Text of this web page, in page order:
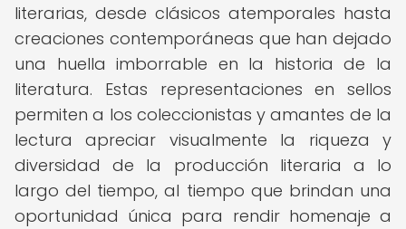
literarias, desde clásicos atemporales hasta
creaciones contemporáneas que han dejado
una huella imborrable en la historia de la
literatura. Estas representaciones en sellos
permiten a los coleccionistas y amantes de la
lectura apreciar visualmente la riqueza y
diversidad de la producción literaria a lo
largo del tiempo, al tiempo que brindan una
oportunidad única para rendir homenaje a